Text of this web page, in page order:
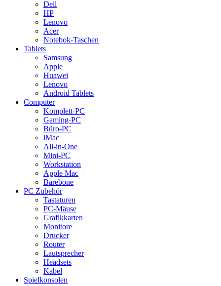
Dell
HP
Lenovo
Acer
Notebok-Taschen
Tablets
Samsung
Apple
Huawei
Lenovo
Android Tablets
Computer
Komplett-PC
Gaming-PC
Büro-PC
iMac
All-in-One
Mini-PC
Workstation
Apple Mac
Barebone
PC Zubehör
Tastaturen
PC-Mäuse
Grafikkarten
Monitore
Drucker
Router
Lautsprecher
Headsets
Kabel
Spielkonsolen